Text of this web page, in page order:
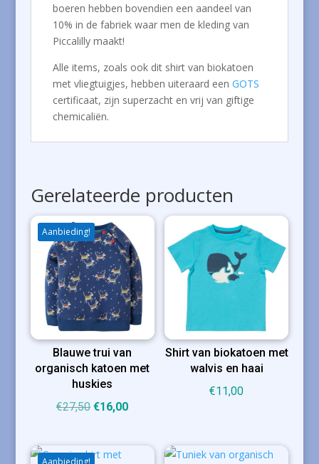
boeren hebben bovendien een aandeel van
10% in de fabriek waar men de kleding van
Piccalilly maakt!
Alle items, zoals ook dit shirt van biokatoen
met vliegtuigjes, hebben uiteraard een GOTS
certificaat, zijn superzacht en vrij van giftige
chemicaliën.
Gerelateerde producten
Aanbieding!
Blauwe trui van
organisch katoen met
huskies
€27,50 Oorspronkelijke
€16,00Huidige
Shirt van biokatoen met
walvis en haai
€11,00